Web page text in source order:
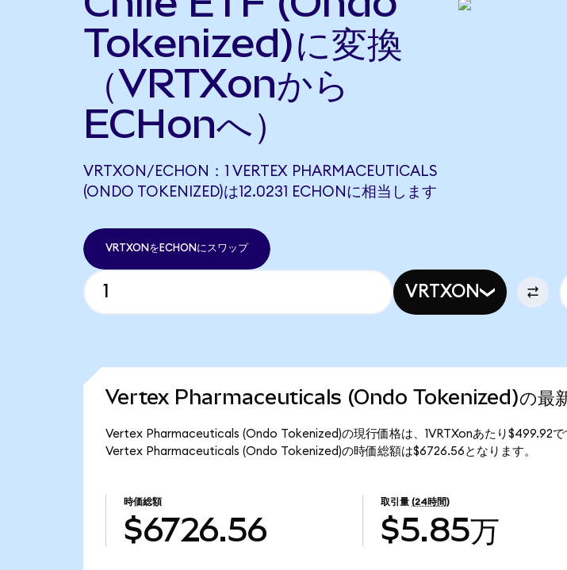
Tokenized)に変換
（VRTXonから
ECHonへ）
VRTXON/ECHON：1 VERTEX PHARMACEUTICALS
(ONDO TOKENIZED)は12.0231 ECHONに相当します
VRTXONをECHONにスワップ
VRTXON
Vertex Pharmaceuticals (Ondo Tokenized)の最新
Vertex Pharmaceuticals (Ondo Tokenized)の現行価格は、1VRTXonあたり$499.92で
Vertex Pharmaceuticals (Ondo Tokenized)の時価総額は$6726.56となります。
時価総額
$6726.56
取引量 (24時間)
$5.85万